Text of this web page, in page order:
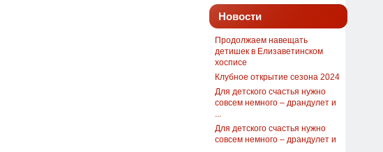
Новости
Продолжаем навещать
детишек в Елизаветинском
хосписе
Клубное открытие сезона 2024
Для детского счастья нужно
совсем немного – драндулет и
Для детского счастья нужно
совсем немного – драндулет и